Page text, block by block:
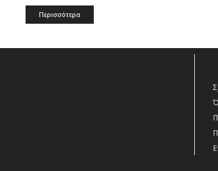
Περισσότερα